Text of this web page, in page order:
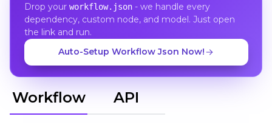
Drop your workflow.json- we handle every
dependency, custom node, and model. Just open
the link and run.
Auto-Setup Workflow Json Now!
Workflow API